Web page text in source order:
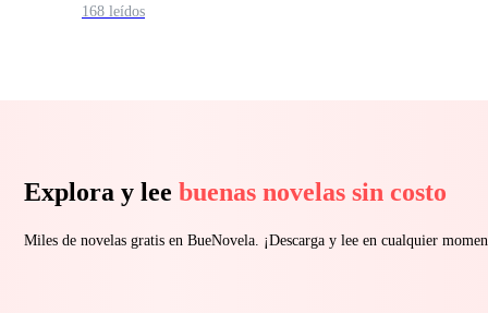
168 leídos
Explora y lee buenas novelas sin costo
Miles de novelas gratis en BueNovela. ¡Descarga y lee en cualquier